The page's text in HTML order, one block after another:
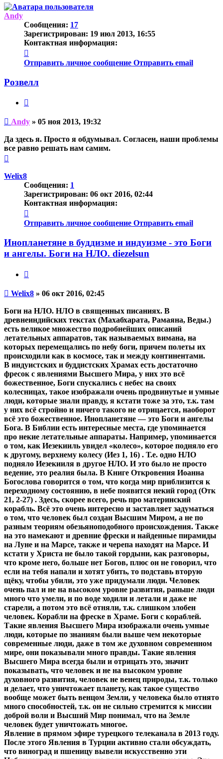
началу
Andy
Сообщения: 17
Зарегистрирован: 19 июл 2013, 16:55
Контактная информация:
информация
пользователя
Отправить личное сообщение Отправить email
Розвелл
Непрочитанное
сообщение
Andy » 05 ноя 2013, 19:32
Да здесь я. Просто я обдумывал. Согласен, наши проблемы
все равно решать нам самим.
началу
Welix8
Сообщения: 1
Зарегистрирован: 06 окт 2016, 02:44
Контактная информация:
информация
пользователя
Отправить личное сообщение Отправить email
Инопланетяне в буддизме и индуизме - это Боги
и ангелы. Боги на НЛО. diezelsun
Непрочитанное
Welix8 » 06 окт 2016, 02:45
Боги на НЛО. НЛО в священных писаниях. В
древнеиндийских текстах (Махабхарата, Рамаяна, Веды.)
есть великое множество подробнейших описаний
летательных аппаратов, так называемых вимана, на
которых перемещались по небу боги, причем полеты их
происходили как в космосе, так и между континентами.
В индуистских и буддистских Храмах есть достаточно
фресок с явлениями Высшего Мира, у них это всё
божественное, Боги спускались с небес на своих
колесницах, такое изображали очень продвинутые и умные
люди, которые знали правду, я кстати тоже за это, т.к. там
у них всё стройно и ничего такого не отрицается, наоборот
всё это божественное. Инопланетяне — это Боги и ангелы
Бога. В Библии есть интересные места, где упоминается
про некие летательные аппараты. Например, упоминается
о том, как Иезекииль увидел «колесо», которое подняло его
к другому, верхнему колесу (Иез 1, 16) . Т.е. одно НЛО
подняло Иезекииля в другое НЛО. И это было не просто
ведение, это реалия была. В Книге Откровения Иоанна
Богослова говорится о том, что когда мир приблизится к
переходному состоянию, в небе появится некий город (Отк
21, 2-27) . Здесь, скорее всего, речь про материнский
корабль. Всё это очень интересно и заставляет задуматься
о том, что человек был создан Высшим Миром, а не по
разным теориям обезьяноподобного происхождения. Также
на это намекают и древние фрески и найденные пирамиды
на Луне и на Марсе, также и черепа находят на Марсе. И
кстати у Христа не было такой гордыни, как разговоры,
что кроме него, больше нет Богов, плюс он не говорил, что
если на тебя напали и хотят убить, то подставь вторую
щёку, чтобы убили, это уже придумали люди. Человек
очень пал и не на высоком уровне развития, раньше люди
много что умели, и по воде ходили и летали и даже не
старели, а потом это всё отняли, т.к. слишком злобен
человек. Корабли на фреске в Храме. Боги с кораблей.
Такие явления Высшего Мира изображали очень умные
люди, которые по знаниям были выше чем некоторые
современные люди, даже в том же духовном современном
мире, они показывали много правды. Такие явления
Высшего Мира всегда были и отрицать это, значит
показывать, что человек и не на высоком уровне
духовного развития, человек не венец природы, т.к. только
и делает, что уничтожает планету, как такое существо
вообще может быть венцом Земли, у человека было отнято
много способностей, т.к. он не сильно стремится к миссии
доброй воли и Высший Мир понимал, что на Земле
человек будет уничтожать многое.
Явление в прямом эфире турецкого телеканала в 2013 году.
После этого Явления в Турции активно стали обсуждать,
что виноград и пшеницу вывели искусственно эти